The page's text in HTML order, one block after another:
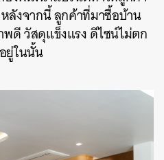
ลังจากนี้ ลูกค้าที่มาซื้อบ้าน
ดี วัสดุแข็งแรง ดีไซน์ไม่ตก
ยู่ในนั้น